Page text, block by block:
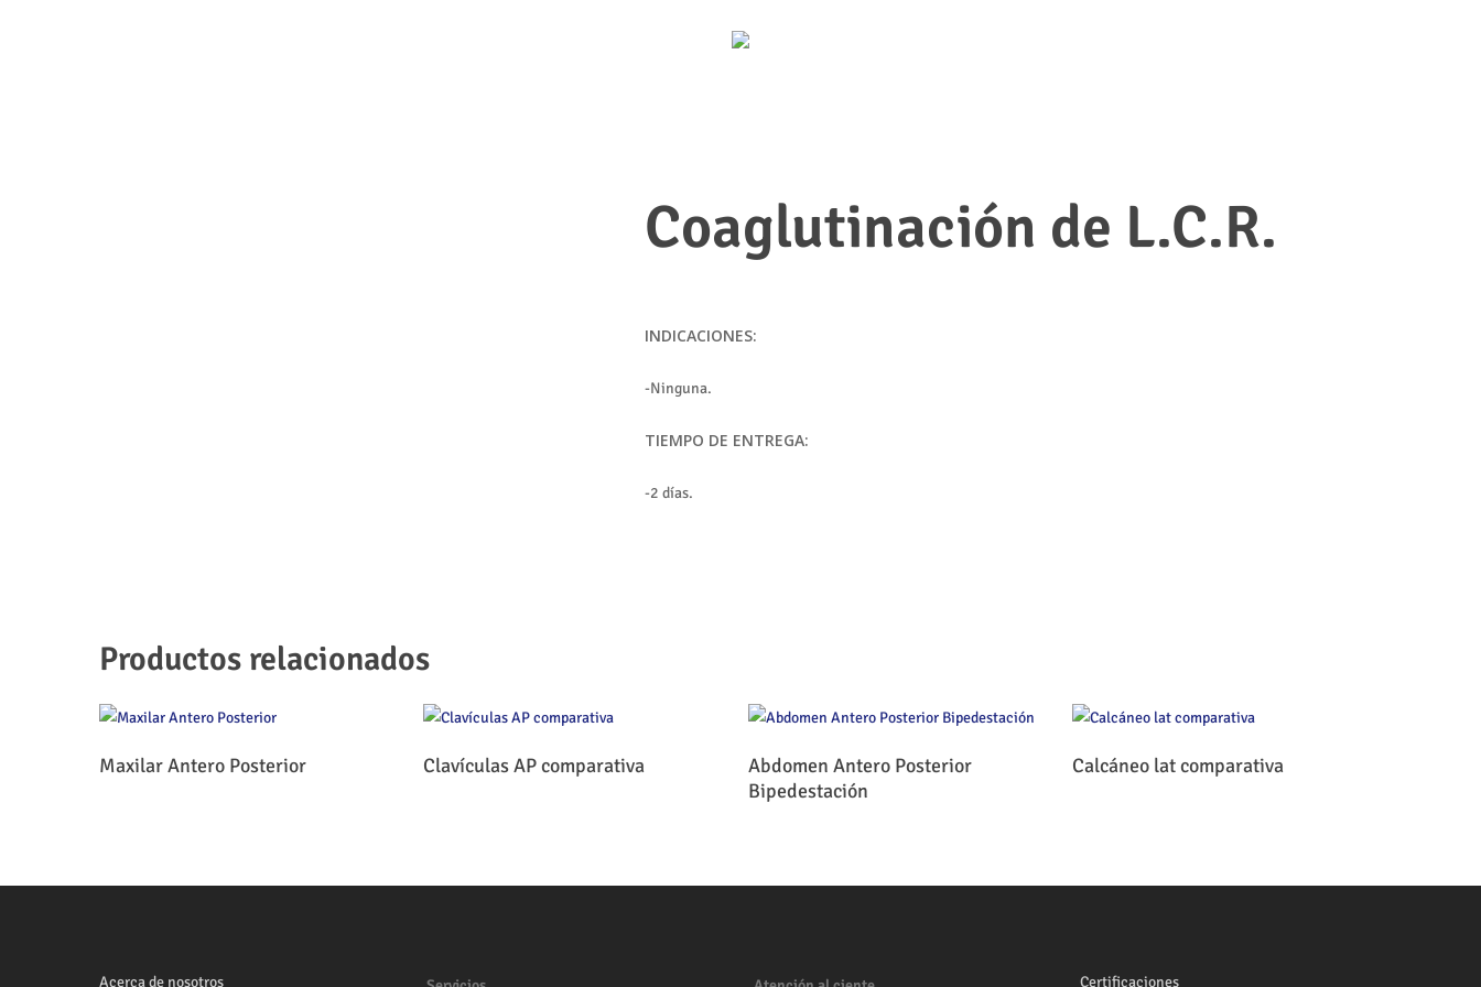
Coaglutinación de L.C.R.
INDICACIONES:
-Ninguna.
TIEMPO DE ENTREGA:
-2 días.
Productos relacionados
Leer Más
Maxilar Antero Posterior Clavículas AP comparativa Leer Más
Abdomen Antero Posterior
Bipedestación
Leer Más
Calcáneo lat comparativa
Acerca de nosotros Certificaciones